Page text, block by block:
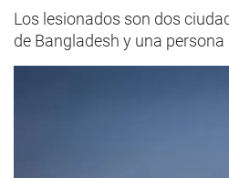
Los lesionados son dos
de Bangladesh y una